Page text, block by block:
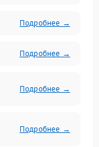
Подробнее →
Подробнее →
Подробнее →
Подробнее →